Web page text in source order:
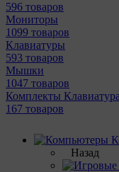
596 товаров
Мониторы
1099 товаров
Клавиатуры
593 товаров
Мышки
1047 товаров
Комплекты
167 товаров
Назад